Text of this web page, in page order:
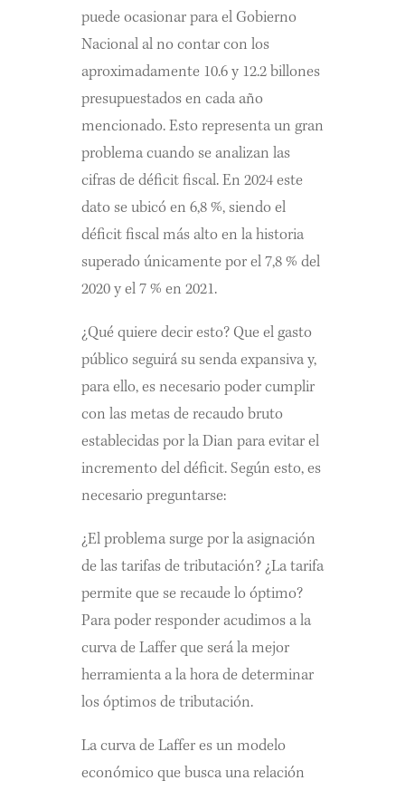
puede ocasionar para el Gobierno
Nacional al no contar con los
aproximadamente 10.6 y 12.2 billones
presupuestados en cada año
mencionado. Esto representa un gran
problema cuando se analizan las
cifras de déficit fiscal. En 2024 este
dato se ubicó en 6,8 %, siendo el
déficit fiscal más alto en la historia
superado únicamente por el 7,8 % del
2020 y el 7 % en 2021.
¿Qué quiere decir esto? Que el gasto
público seguirá su senda expansiva y,
para ello, es necesario poder cumplir
con las metas de recaudo bruto
establecidas por la Dian para evitar el
incremento del déficit. Según esto, es
necesario preguntarse:
¿El problema surge por la asignación
de las tarifas de tributación? ¿La tarifa
permite que se recaude lo óptimo?
Para poder responder acudimos a la
curva de Laffer que será la mejor
herramienta a la hora de determinar
los óptimos de tributación.
La curva de Laffer es un modelo
económico que busca una relación